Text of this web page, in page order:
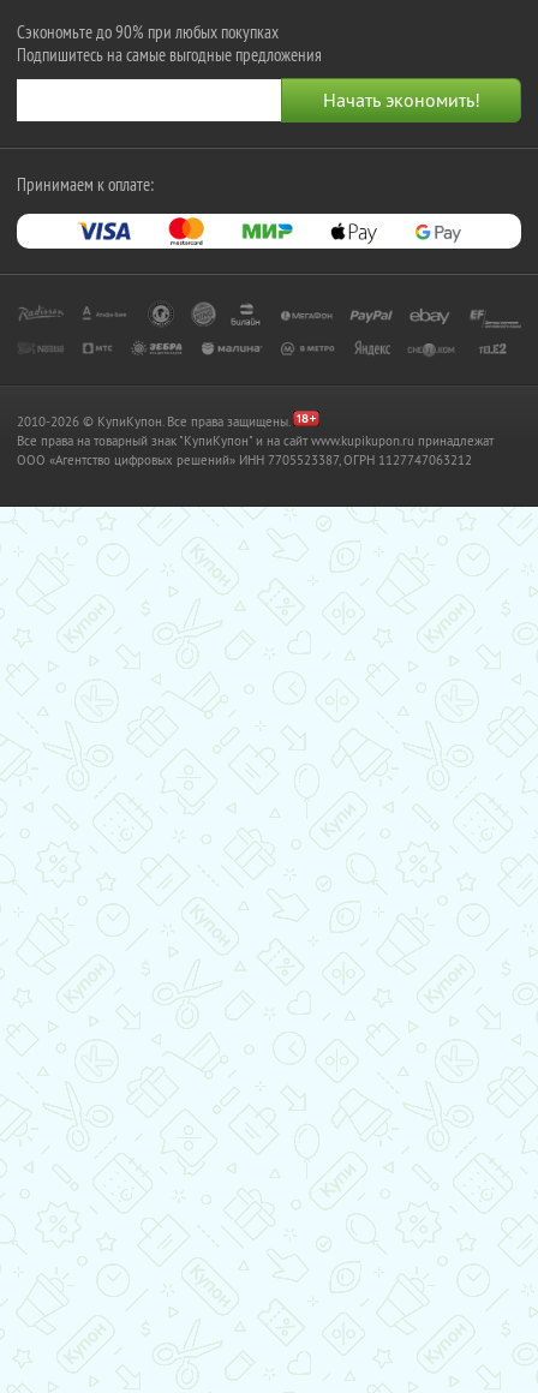
Сэкономьте до 90% при любых покупках
Подпишитесь на самые выгодные предложения
Принимаем к оплате:
2010-2026 © КупиКупон. Все права защищены.
Все права на товарный знак "КупиКупон" и на сайт www.kupikupon.ru принадлежат
OOO «Агентство цифровых решений» ИНН 7705523387, ОГРН 1127747063212